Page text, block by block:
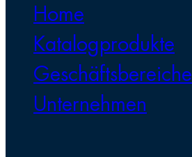
Home
Katalogprodukte
Geschäftsbereiche
Unternehmen